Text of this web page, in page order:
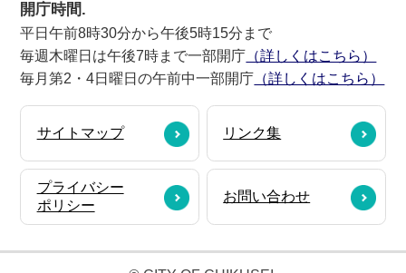
開庁時間.
平日午前8時30分から午後5時15分まで
毎週木曜日は午後7時まで一部開庁 （詳しくはこちら）
毎月第2・4日曜日の午前中一部開庁 （詳しくはこちら）
サイトマップ リンク集
プライバシー
ポリシー
お問い合わせ